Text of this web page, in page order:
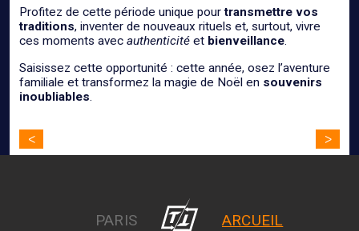
Profitez de cette période unique pourtransmettre vos
traditions, inventer de nouveaux rituels et, surtout, vivre
ces moments avec authenticité et bienveillance.
Saisissez cette opportunité : cette année, osez l’aventure
familiale et transformez la magie de Noël en souvenirs
inoubliables.
Navigation
< >
PARIS ARCUEIL